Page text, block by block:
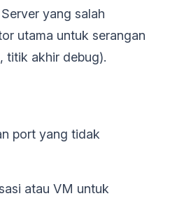
Server yang salah
utama untuk serangan
titik akhir debug).
port yang tidak
atau VM untuk